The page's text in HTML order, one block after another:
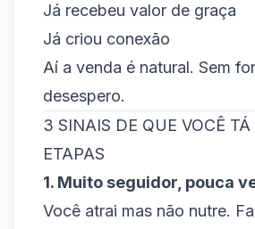
Já recebeu valor de graça
Já criou conexão
Aí a venda é natural. Sem
desespero.
3 SINAIS DE QUE VOCÊ
ETAPAS
1. Muito seguidor, pouca
Você atrai mas não nutre.